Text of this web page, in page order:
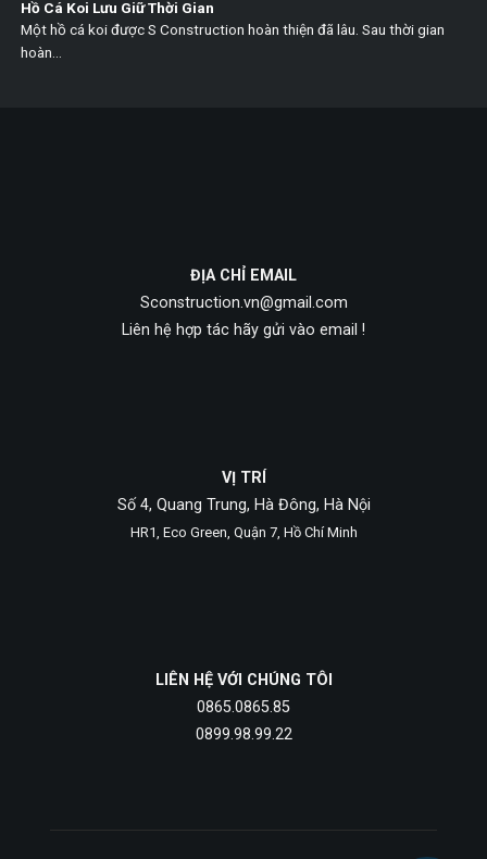
Hồ Cá Koi Lưu Giữ Thời Gian
Một hồ cá koi được S Construction hoàn thiện đã lâu. Sau thời gian
hoàn...
ĐỊA CHỈ EMAIL
Sconstruction.vn@gmail.com
Liên hệ hợp tác hãy gửi vào email !
VỊ TRÍ
Số 4, Quang Trung, Hà Đông, Hà Nội
HR1, Eco Green, Quận 7, Hồ Chí Minh
LIÊN HỆ VỚI CHÚNG TÔI
0865.0865.85
0899.98.99.22